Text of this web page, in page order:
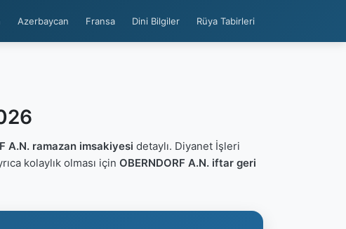
Azerbaycan Fransa Dini Bilgiler Rüya Tabirleri
A.N. ramazan imsakiyesi detaylı. Diyanet İşleri
kolaylık olması için OBERNDORF A.N. iftar geri